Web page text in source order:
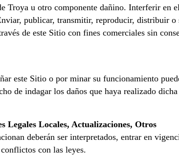
Troya u otro componente dañino. Interferir en
publicar, transmitir, reproducir, distribuir o
de este Sitio con fines comerciales sin
este Sitio o por minar su funcionamiento
de indagar los daños que haya realizado
Legales Locales, Actualizaciones, Otros
deberán ser interpretados, entrar en
con las leyes.